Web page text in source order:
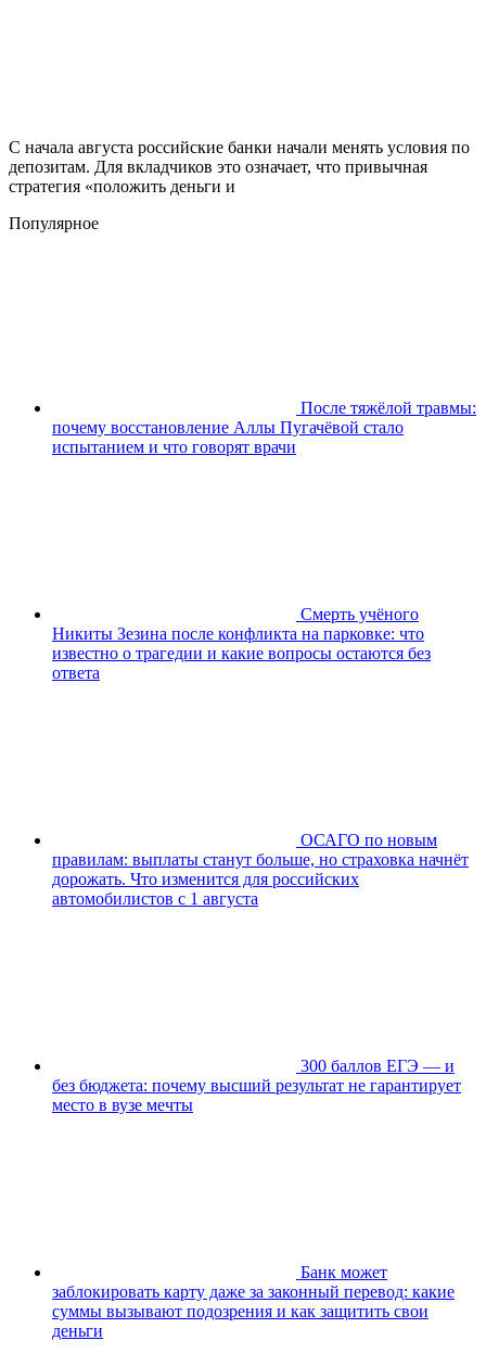
С начала августа российские банки начали менять условия по
депозитам. Для вкладчиков это означает, что привычная
стратегия «положить деньги и
Популярное
После тяжёлой травмы:
почему восстановление Аллы Пугачёвой стало
испытанием и что говорят врачи
Смерть учёного
Никиты Зезина после конфликта на парковке: что
известно о трагедии и какие вопросы остаются без
ответа
ОСАГО по новым
правилам: выплаты станут больше, но страховка начнёт
дорожать. Что изменится для российских
автомобилистов с 1 августа
300 баллов ЕГЭ — и
без бюджета: почему высший результат не гарантирует
место в вузе мечты
Банк может
заблокировать карту даже за законный перевод: какие
суммы вызывают подозрения и как защитить свои
деньги